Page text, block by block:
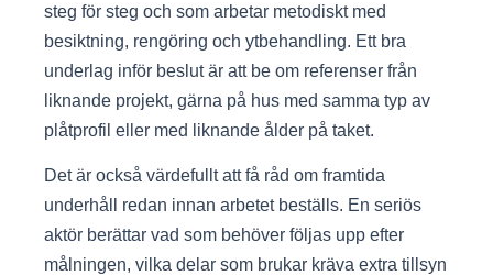
steg för steg och som arbetar metodiskt med
besiktning, rengöring och ytbehandling. Ett bra
underlag inför beslut är att be om referenser från
liknande projekt, gärna på hus med samma typ av
plåtprofil eller med liknande ålder på taket.
Det är också värdefullt att få råd om framtida
underhåll redan innan arbetet beställs. En seriös
aktör berättar vad som behöver följas upp efter
målningen, vilka delar som brukar kräva extra tillsyn